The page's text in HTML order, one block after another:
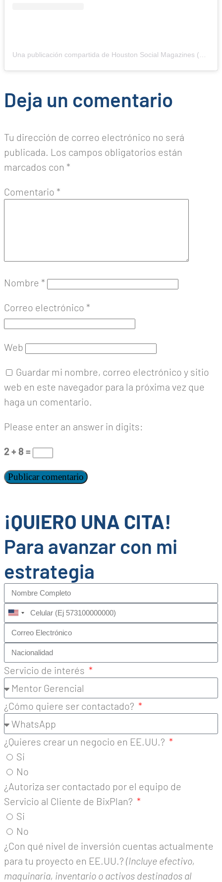
Deja un comentario
Tu dirección de correo electrónico no será
publicada. Los campos obligatorios están
marcados con *
Comentario *
Nombre *
Correo electrónico *
Web
Guardar mi nombre, correo electrónico y sitio
web en este navegador para la próxima vez que
haga un comentario.
Please enter an answer in digits:
2 + 8 =
¡QUIERO UNA CITA!
Para avanzar con mi
estrategia
United
States
+1
Servicio de interés
¿Cómo quiere ser contactado?
¿Quieres crear un negocio en EE.UU.?
Si
No
¿Autoriza ser contactado por el equipo de
Servicio al Cliente de BixPlan?
Si
No
¿Con qué nivel de inversión cuentas actualmente
para tu proyecto en EE.UU.? (Incluye efectivo,
maquinaria, inventario o activos destinados al